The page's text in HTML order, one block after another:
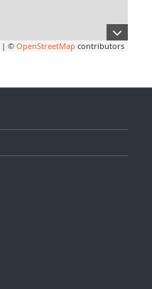
| ©OpenStreetMap contributors